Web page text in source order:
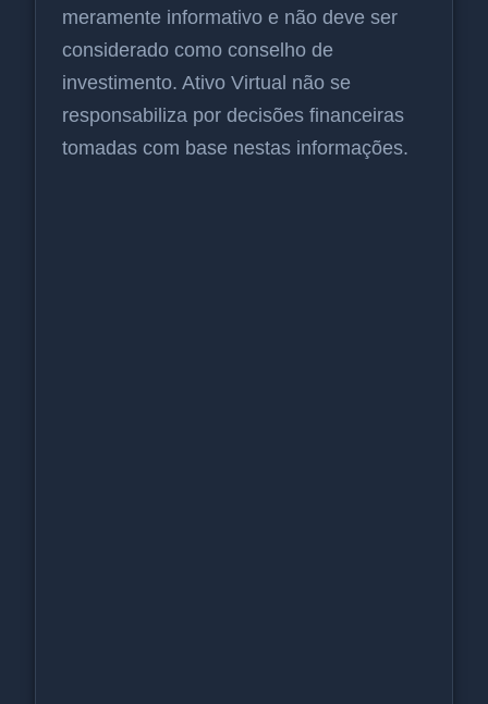
meramente informativo e não deve ser
considerado como conselho de
investimento. Ativo Virtual não se
responsabiliza por decisões financeiras
tomadas com base nestas informações.